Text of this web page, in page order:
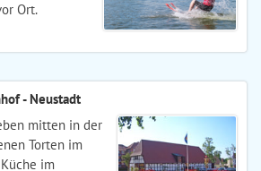
Ort.
- Neustadt
mitten in der
Torten im
im